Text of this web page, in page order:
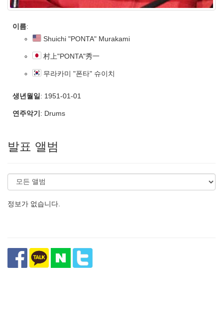
이름:
Shuichi "PONTA" Murakami
村上"PONTA"秀一
무라카미 "폰타" 슈이치
생년월일 : 1951-01-01
연주악기 : Drums
발표 앨범
정보가 없습니다.